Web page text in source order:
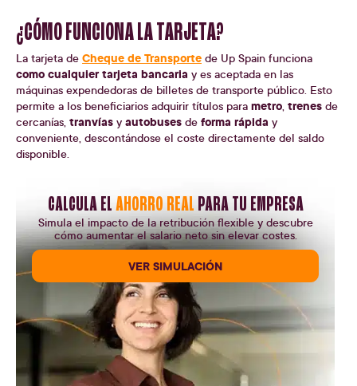
¿CÓMO FUNCIONA LA TARJETA?
La tarjeta de Cheque de Transporte de Up Spain funciona
como cualquier tarjeta bancaria y es aceptada en las
máquinas expendedoras de billetes de transporte público. Esto
permite a los beneficiarios adquirir títulos para metro, trenes de
cercanías, tranvías y autobuses de forma rápida y
conveniente, descontándose el coste directamente del saldo
disponible.
CALCULA ELAHORRO REALPARA TU EMPRESA
Simula el impacto de la retribución flexible y descubre
cómo aumentar el salario neto sin elevar costes.
VER SIMULACIÓN